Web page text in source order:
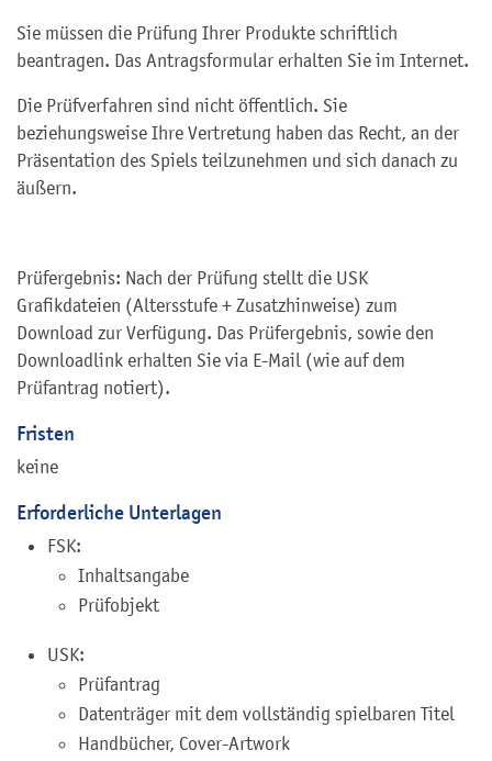
Sie müssen die Prüfung Ihrer Produkte schriftlich
beantragen. Das Antragsformular erhalten Sie im Internet.
Die Prüfverfahren sind nicht öffentlich. Sie
beziehungsweise Ihre Vertretung haben das Recht, an der
Präsentation des Spiels teilzunehmen und sich danach zu
äußern.
Prüfergebnis: Nach der Prüfung stellt die USK
Grafikdateien (Altersstufe + Zusatzhinweise) zum
Download zur Verfügung. Das Prüfergebnis, sowie den
Downloadlink erhalten Sie via E-Mail (wie auf dem
Prüfantrag notiert).
Fristen
keine
Erforderliche Unterlagen
FSK:
Inhaltsangabe
Prüfobjekt
USK:
Prüfantrag
Datenträger mit dem vollständig spielbaren Titel
Handbücher, Cover-Artwork